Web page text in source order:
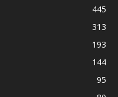
445
313
193
144
95